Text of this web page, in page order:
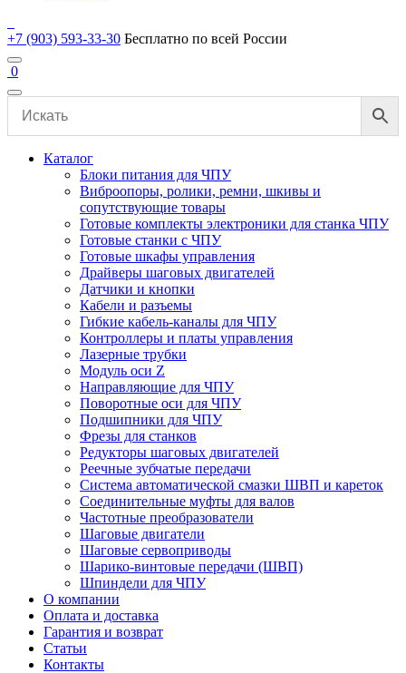
+7 (903) 593-33-30 Бесплатно по всей России
0
Каталог
Блоки питания для ЧПУ
Виброопоры, ролики, ремни, шкивы и
сопутствующие товары
Готовые комплекты электроники для станка ЧПУ
Готовые станки с ЧПУ
Готовые шкафы управления
Драйверы шаговых двигателей
Датчики и кнопки
Кабели и разъемы
Гибкие кабель-каналы для ЧПУ
Контроллеры и платы управления
Лазерные трубки
Модуль оси Z
Направляющие для ЧПУ
Поворотные оси для ЧПУ
Подшипники для ЧПУ
Фрезы для станков
Редукторы шаговых двигателей
Реечные зубчатые передачи
Система автоматической смазки ШВП и кареток
Соединительные муфты для валов
Частотные преобразователи
Шаговые двигатели
Шаговые сервоприводы
Шарико-винтовые передачи (ШВП)
Шпиндели для ЧПУ
О компании
Оплата и доставка
Гарантия и возврат
Статьи
Контакты